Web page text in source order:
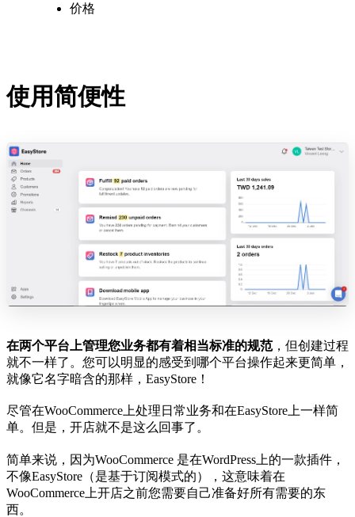
价格
使用简便性
在两个平台上管理您业务都有着相当标准的规范，但创建过程
就不一样了。您可以明显的感受到哪个平台操作起来更简单，
就像它名字暗含的那样，EasyStore！
尽管在WooCommerce上处理日常业务和在EasyStore上一样简
单。但是，开店就不是这么回事了。
简单来说，因为WooCommerce 是在WordPress上的一款插件，
不像EasyStore（是基于订阅模式的），这意味着在
WooCommerce上开店之前您需要自己准备好所有需要的东
西。